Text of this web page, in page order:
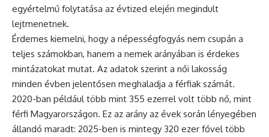
egyértelmű folytatása az évtized elején megindult
lejtmenetnek.
Érdemes kiemelni, hogy a népességfogyás nem csupán a
teljes számokban, hanem a nemek arányában is érdekes
mintázatokat mutat. Az adatok szerint a női lakosság
minden évben jelentősen meghaladja a férfiak számát.
2020-ban például több mint 355 ezerrel volt több nő, mint
férfi Magyarországon. Ez az arány az évek során lényegében
állandó maradt: 2025-ben is mintegy 320 ezer fővel több